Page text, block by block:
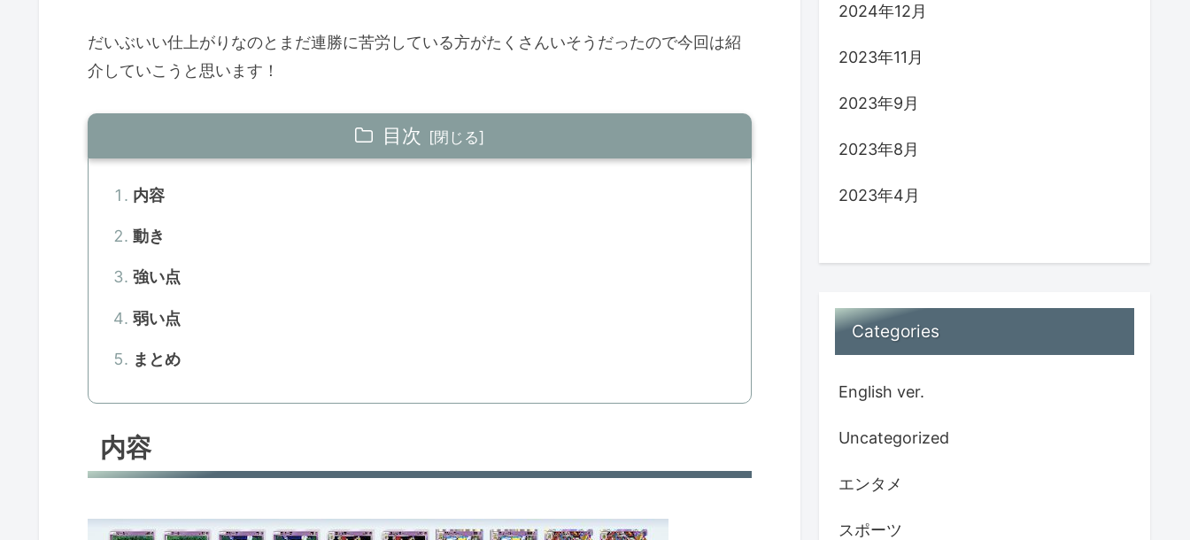
だいぶいい仕上がりなのとまだ連勝に苦労している方がたくさんいそうだったので今回は紹
介していこうと思います！
目次
内容
動き
強い点
弱い点
まとめ
内容
2024年12月
2023年11月
2023年9月
2023年8月
2023年4月
Categories
English ver.
Uncategorized
エンタメ
スポーツ